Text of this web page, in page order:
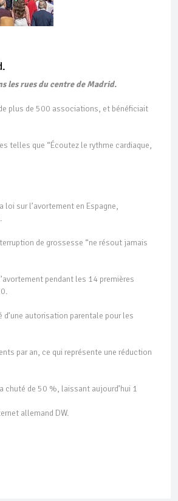
les rues du centre de Madrid.
plus de 500 associations, et bénéficiait
telles que “Écoutez le rythme cardiaque,
sur l’avortement en Espagne,
de grossesse “ne résout jamais
pendant les 14 premières
autorisation parentale pour les
par an, ce qui représente une réduction
chuté de 50 %, laissant aujourd’hui 1
allemand DW.